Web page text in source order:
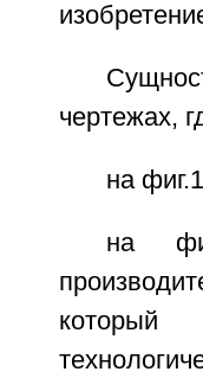
чертежах,
на
на